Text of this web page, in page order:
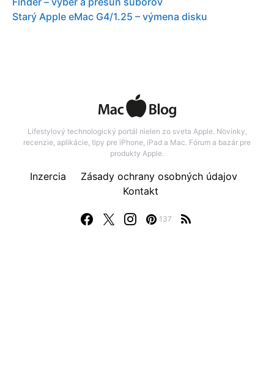
Starý Apple eMac G4/1.25 – výmena disku
Lifestylový technologický portál nielen zo sveta Apple. Novinky,
recenzie, aplikácie, tipy pre iPhone, iPad a Mac. Fórum a bazár pre
produkty Apple.
137
Inzercia
Zásady ochrany osobných údajov
Kontakt